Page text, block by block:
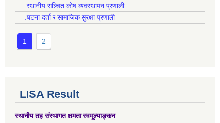
.स्थानीय सञ्चित कोष ब्यवस्थापन प्रणाली
.घटना दर्ता र सामाजिक सुरक्षा प्रणाली
1 2
LISA Result
स्थानीय तह संस्थागत क्षमता स्वमूल्याङ्कन